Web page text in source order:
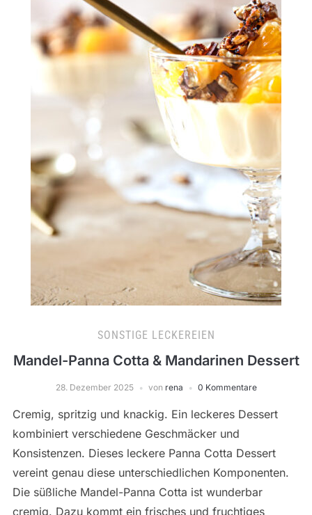
SONSTIGE LECKEREIEN
Mandel-Panna Cotta & Mandarinen Dessert
28. Dezember 2025 von rena 0 Kommentare
Cremig, spritzig und knackig. Ein leckeres Dessert
kombiniert verschiedene Geschmäcker und
Konsistenzen. Dieses leckere Panna Cotta Dessert
vereint genau diese unterschiedlichen Komponenten.
Die süßliche Mandel-Panna Cotta ist wunderbar
cremig. Dazu kommt ein frisches und fruchtiges